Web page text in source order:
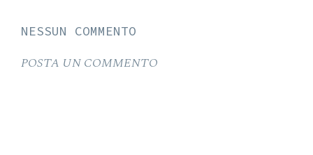
NESSUN COMMENTO
POSTA UN COMMENTO